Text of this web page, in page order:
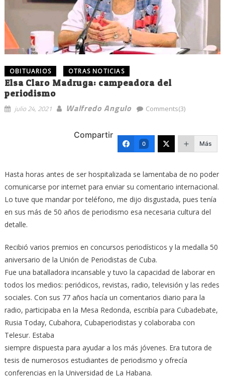
OBITUARIOS OTRAS NOTICIAS
Elsa Claro Madruga: campeadora del
periodismo
julio 24, 2021 Walfredo Angulo Comments(3)
Compartir
0 Más
Hasta horas antes de ser hospitalizada se lamentaba de no poder
comunicarse por internet para enviar su comentario internacional.
Lo tuve que mandar por teléfono, me dijo disgustada, pues tenía
en sus más de 50 años de periodismo esa necesaria cultura del
detalle.
Recibió varios premios en concursos periodísticos y la medalla 50
aniversario de la Unión de Periodistas de Cuba.
Fue una batalladora incansable y tuvo la capacidad de laborar en
todos los medios: periódicos, revistas, radio, televisión y las redes
sociales. Con sus 77 años hacía un comentarios diario para la
radio, participaba en la Mesa Redonda, escribía para Cubadebate,
Rusia Today, Cubahora, Cubaperiodistas y colaboraba con
Telesur. Estaba
siempre dispuesta para ayudar a los más jóvenes. Era tutora de
tesis de numerosos estudiantes de periodismo y ofrecía
conferencias en la Universidad de La Habana.